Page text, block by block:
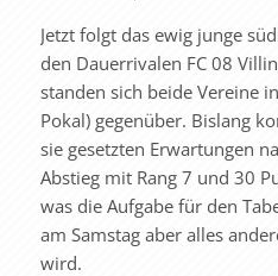
Jetzt folgt das ewig junge
den Dauerrivalen FC 08
standen sich beide Vereine
Pokal) gegenüber. Bislang
sie gesetzten Erwartungen
Abstieg mit Rang 7 und 30
was die Aufgabe für den
am Samstag aber alles
wird.